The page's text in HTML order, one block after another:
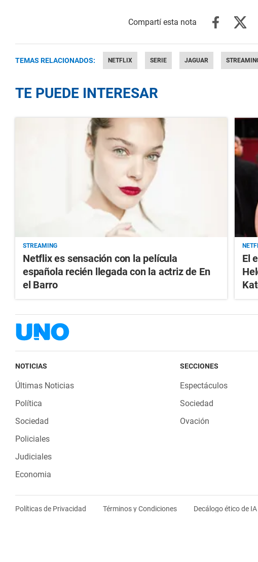
TEMAS RELACIONADOS: NETFLIX SERIE JAGUAR
TE PUEDE INTERESAR
STREAMING
Netflix es sensación con la película
española recién llegada con la actriz de En
el Barro
El
NOTICIAS
Últimas Noticias
Política
Sociedad
Policiales
Judiciales
Economia
SECCIONES
Espectáculos
Sociedad
Ovación
Políticas de Privacidad Términos y Condiciones Decálogo ético de IA